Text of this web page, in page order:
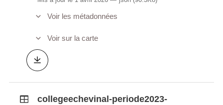
Voir les métadonnées
Voir sur la carte
collegeechevinal-periode2023-